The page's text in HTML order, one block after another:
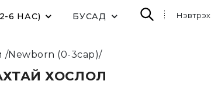
6 НАС) БУСАД Нэвтрэх
/Newborn (0-3сар)/
ХОСЛОЛ